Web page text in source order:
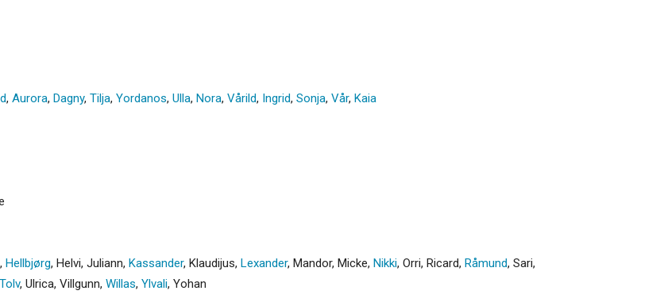
, Aurora, Dagny, Tilja, Yordanos, Ulla, Nora, Vårild, Ingrid, Sonja, Vår, Kaia
, Hellbjørg, Helvi, Juliann, Kassander, Klaudijus, Lexander, Mandor, Micke, Nikki, Orri, Ricard, Råmund, Sari,
Tolv, Ulrica, Villgunn, Willas, Ylvali, Yohan